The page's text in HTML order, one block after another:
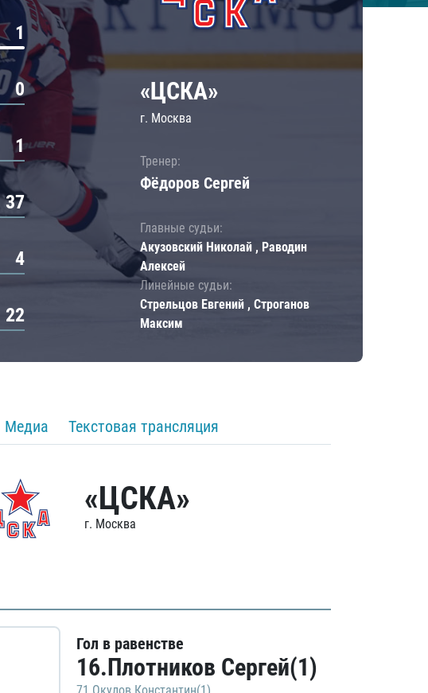
1
0
1
37
4
22
«ЦСКА»
г. Москва
Тренер:
Фёдоров Сергей
Главные судьи:
Акузовский Николай , Раводин
Алексей
Линейные судьи:
Стрельцов Евгений , Строганов
Максим
Медиа Текстовая трансляция
«ЦСКА»
г. Москва
Гол в равенстве
16.Плотников Сергей(1)